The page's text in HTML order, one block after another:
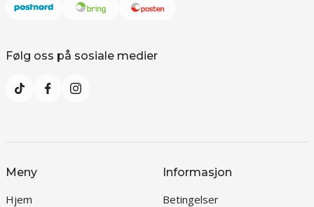
Følg oss på sosiale medier
Meny
Hjem
Informasjon
Betingelser